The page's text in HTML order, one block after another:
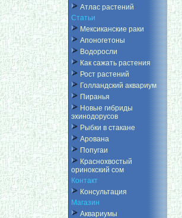
Атлас растений
Статьи
Мексиканские раки
Апоногетоны
Водоросли
Как сажать растения
Рост растений
Голландский аквариум
Пиранья
Новые гибриды
эхинодорусов
Рыбки в стакане
Арована
Попугаи
Краснохвостый
оринокский сом
Контакт
Консультация
Магазин
Аквариумы